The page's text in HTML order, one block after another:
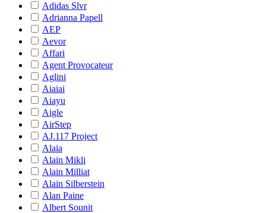
Adidas Slvr
Adrianna Papell
AEP
Aevor
Affari
Agent Provocateur
Aglini
Aiaiai
Aiayu
Aigle
AirStep
AJ.117 Project
Alaia
Alain Mikli
Alain Milliat
Alain Silberstein
Alan Paine
Albert Sounit